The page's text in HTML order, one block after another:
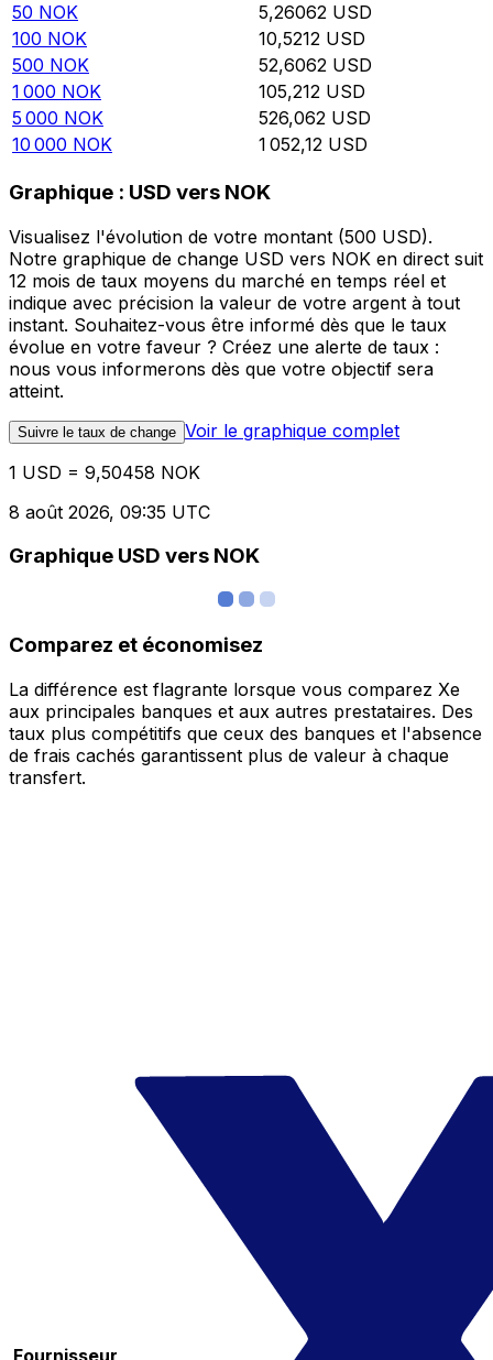
50 NOK 5,26062 USD
100 NOK 10,5212 USD
500 NOK 52,6062 USD
1 000 NOK 105,212 USD
5 000 NOK 526,062 USD
10 000 NOK 1 052,12 USD
Graphique : USD vers NOK
Visualisez l'évolution de votre montant (500 USD).
Notre graphique de change USD vers NOK en direct suit
12 mois de taux moyens du marché en temps réel et
indique avec précision la valeur de votre argent à tout
instant. Souhaitez-vous être informé dès que le taux
évolue en votre faveur ? Créez une alerte de taux :
nous vous informerons dès que votre objectif sera
atteint.
Suivre le taux de change Voir le graphique complet
1 USD = 9,50458 NOK
8 août 2026, 09:35 UTC
Graphique USD vers NOK
Comparez et économisez
La différence est flagrante lorsque vous comparez Xe
aux principales banques et aux autres prestataires. Des
taux plus compétitifs que ceux des banques et l'absence
de frais cachés garantissent plus de valeur à chaque
transfert.
Fournisseur